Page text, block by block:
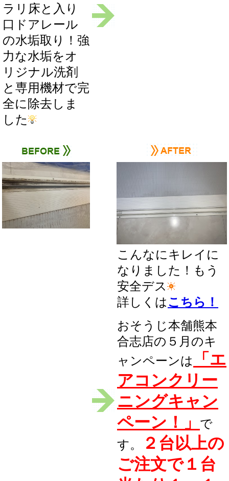
ラリ床と入り
口ドアレール
の水垢取り！強
力な水垢をオ
リジナル洗剤
と専用機材で完
全に除去しま
した
こんなにキレイに
なりました！もう
安全デス
詳しくはこちら！
おそうじ本舗熊本
合志店の５月のキ
ャンペーンは
「エ
アコンクリー
ニングキャン
ペーン！」
で
す。
２台以上の
ご注文で１台